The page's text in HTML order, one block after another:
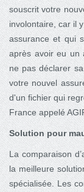
souscrit votre
involontaire, car il
assurance et qui
après avoir eu un
ne pas déclarer
votre nouvel
d'un fichier qui
France appelé
Solution pour
La comparaison
la meilleure
spécialisée. Les